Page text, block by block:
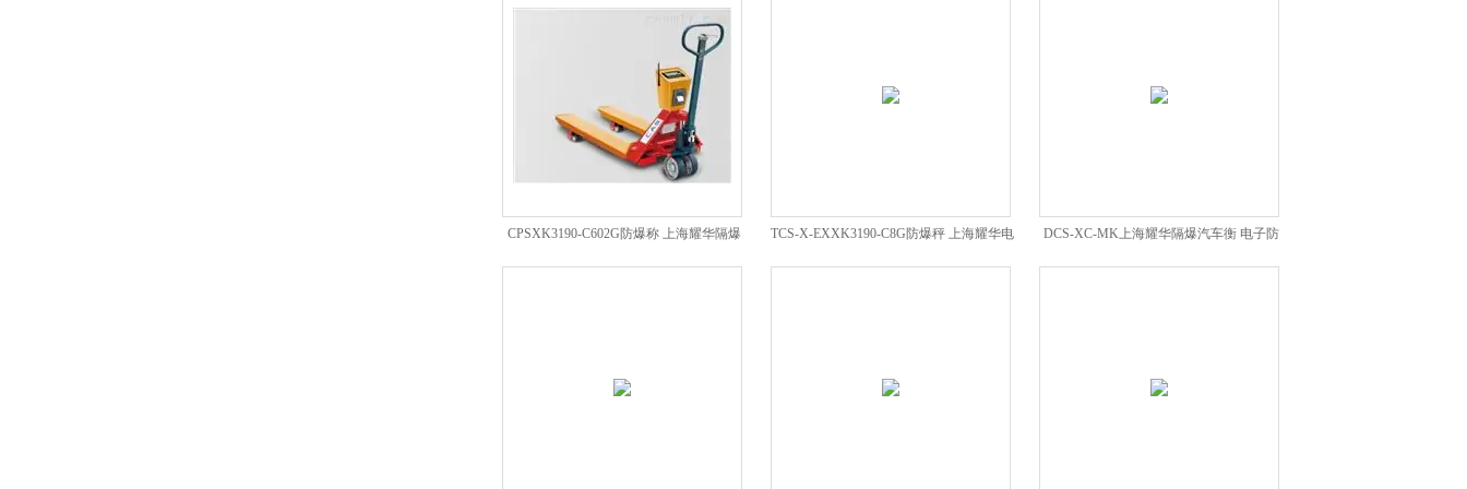
CPSXK3190-C602G防爆称 上海耀华隔爆
电子秤
TCS-X-EXXK3190-C8G防爆秤 上海耀华电
子隔爆称
DCS-XC-MK上海耀华隔爆汽车衡 电子防
爆钢瓶秤